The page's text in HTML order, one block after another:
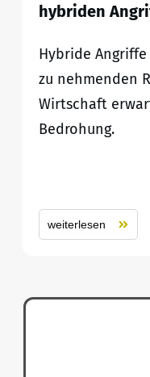
hybriden
Hybride
zu nehmenden
Wirtschaft
Bedrohung.
weiterlesen